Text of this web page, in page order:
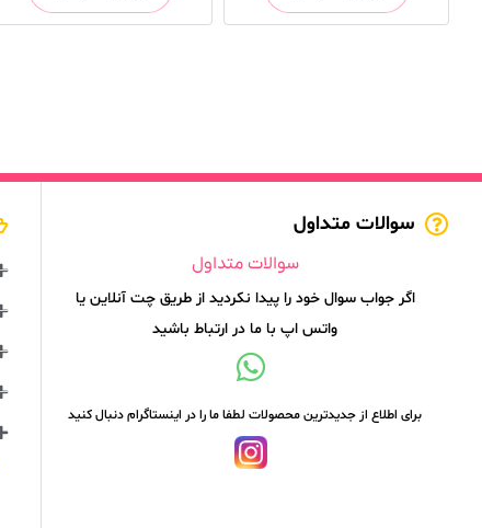
سوالات متداول
سوالات متداول
اگر جواب سوال خود را پیدا نکردید از طریق چت آنلاین یا
واتس اپ با ما در ارتباط باشید
برای اطلاع از جدیدترین محصولات لطفا ما را در اینستاگرام دنبال کنید